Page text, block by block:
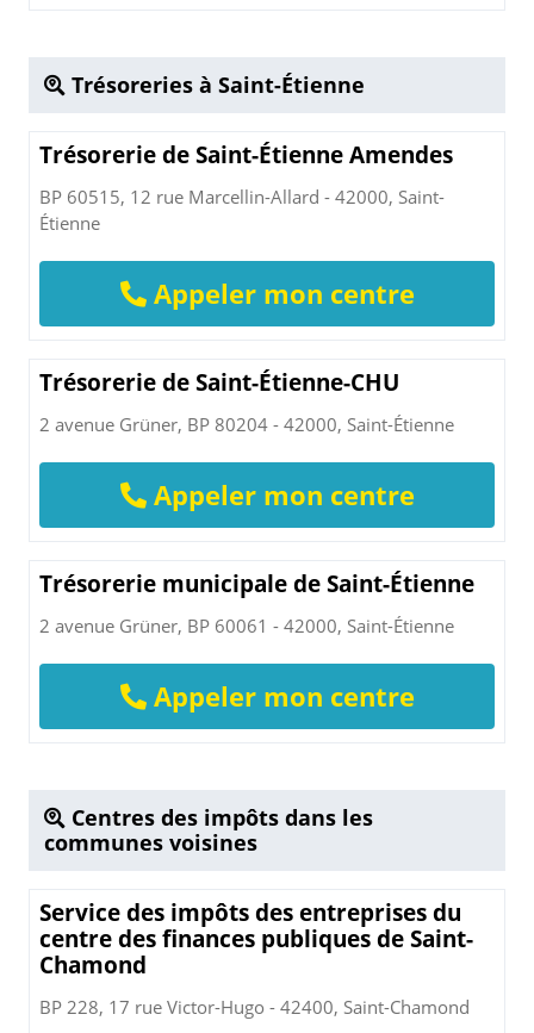
Trésoreries à Saint-Étienne
Trésorerie de Saint-Étienne Amendes
BP 60515, 12 rue Marcellin-Allard - 42000, Saint-
Étienne
Appeler mon centre
Trésorerie de Saint-Étienne-CHU
2 avenue Grüner, BP 80204 - 42000, Saint-Étienne
Appeler mon centre
Trésorerie municipale de Saint-Étienne
2 avenue Grüner, BP 60061 - 42000, Saint-Étienne
Appeler mon centre
Centres des impôts dans les
communes voisines
Service des impôts des entreprises du
centre des finances publiques de Saint-
Chamond
BP 228, 17 rue Victor-Hugo - 42400, Saint-Chamond